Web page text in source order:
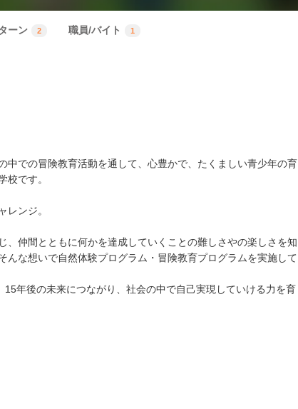
ーン 2 職員/バイト 1
中での冒険教育活動を通して、心豊かで、たくましい青少年の育
校です。
レンジ。
、仲間とともに何かを達成していくことの難しさやの楽しさを知
んな想いで自然体験プログラム・冒険教育プログラムを実施して
年後の未来につながり、社会の中で自己実現していける力を育